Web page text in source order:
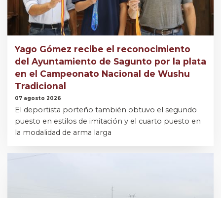
Yago Gómez recibe el reconocimiento
del Ayuntamiento de Sagunto por la plata
en el Campeonato Nacional de Wushu
Tradicional
07 agosto 2026
El deportista porteño también obtuvo el segundo
puesto en estilos de imitación y el cuarto puesto en
la modalidad de arma larga